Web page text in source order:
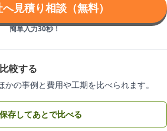
見積り相談（無料）
簡単入力30秒！
較する
の事例と費用や工期を比べられます。
保存してあとで比べる